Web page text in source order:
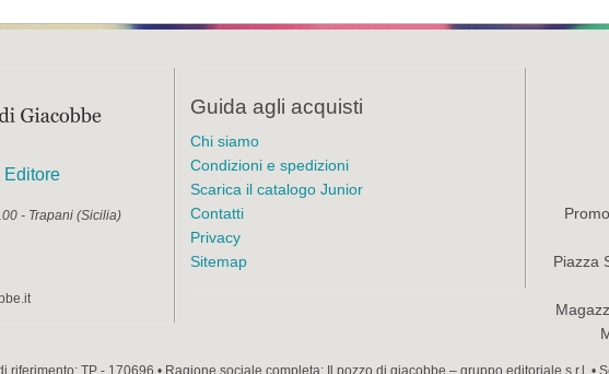
Editore
- Trapani (Sicilia)
Guida agli acquisti
Chi siamo
Condizioni e spedizioni
Scarica il catalogo Junior
Contatti
Privacy
Sitemap
Piazza